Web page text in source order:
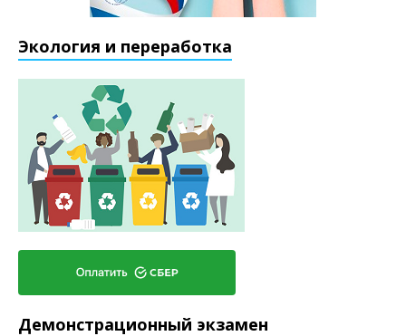
Экология и переработка
Демонстрационный экзамен